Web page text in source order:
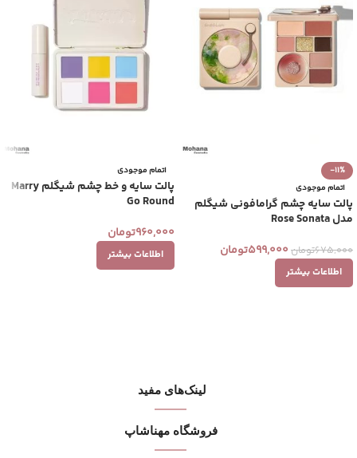
-11%
اتمام موجودی
پالت سایه چشم گرامافونی شیگلم
مدل Rose Sonata
675,000تومان 599,000تومان
اطلاعات بیشتر
اتمام موجودی
پالت سایه و خط چشم شیگلم Marry
Go Round
960,000تومان
اطلاعات بیشتر
لینک‌های مفید
فروشگاه مهنا‌شاپ